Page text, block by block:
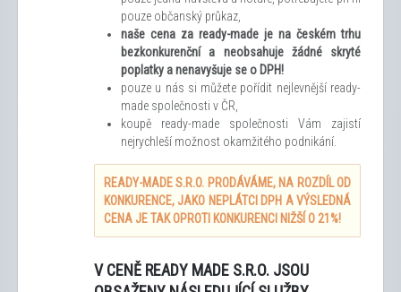
pouze občanský průkaz,
naše cena za ready-made je na českém trhu
bezkonkurenční a neobsahuje žádné skryté
poplatky a nenavyšuje se o DPH!
pouze u nás si můžete pořídit nejlevnější ready-
made společnosti v ČR,
koupě ready-made společnosti Vám zajistí
nejrychleší možnost okamžitého podnikání.
READY-MADE S.R.O. PRODÁVÁME, NA ROZDÍL OD
KONKURENCE, JAKO NEPLÁTCI DPH A VÝSLEDNÁ
CENA JE TAK OPROTI KONKURENCI NIŽŠÍ O 21%!
V CENĚ READY MADE S.R.O. JSOU